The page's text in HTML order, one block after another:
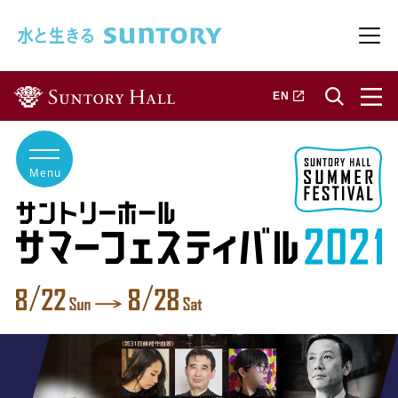
メ
EN 新しいタブで開きます